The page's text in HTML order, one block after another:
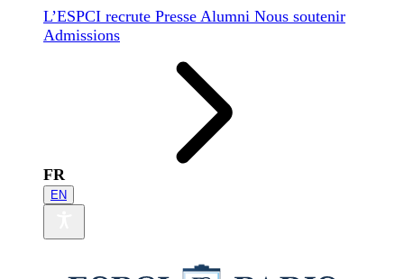
L’ESPCI recrute Presse Alumni Nous soutenir
Admissions
FR
EN